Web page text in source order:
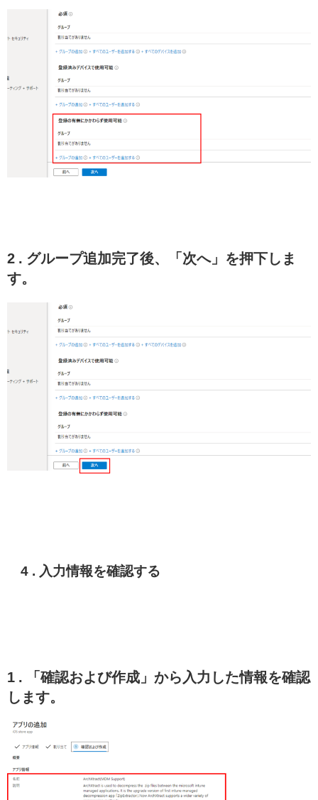
2 . グループ追加完了後、「次へ」を押下しま
す。
4 . 入力情報を確認する
1 . 「確認および作成」から入力した情報を確認
します。